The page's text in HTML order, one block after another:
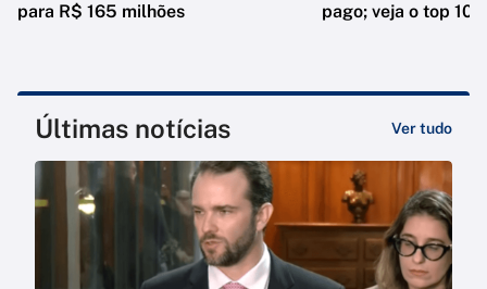
para R$ 165 milhões
pago; veja o top 10
Últimas notícias Ver tudo